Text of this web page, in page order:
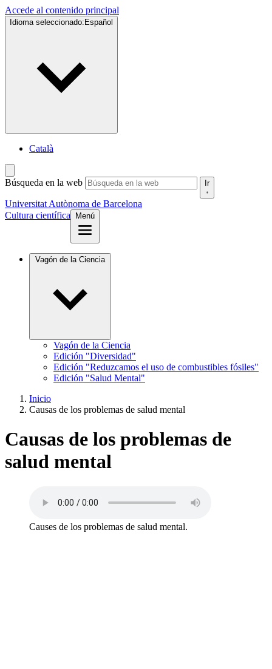
Accede al contenido principal
Idioma seleccionado: Español
Català
Búsqueda en la web Ir
Universitat Autònoma de Barcelona
Cultura científica
Menú
Vagón de la Ciencia
Vagón de la Ciencia
Edición "Diversidad"
Edición "Reduzcamos el uso de combustibles fósiles"
Edición "Salud Mental"
Inicio
Causas de los problemas de salud mental
Causas de los problemas de
salud mental
Causes de los problemas de salud mental.